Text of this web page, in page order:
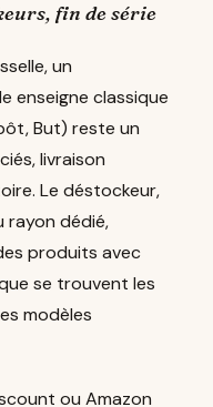
fin de série
un
enseigne classique
But) reste un
livraison
Le déstockeur,
rayon dédié,
produits avec
se trouvent les
modèles
ou Amazon